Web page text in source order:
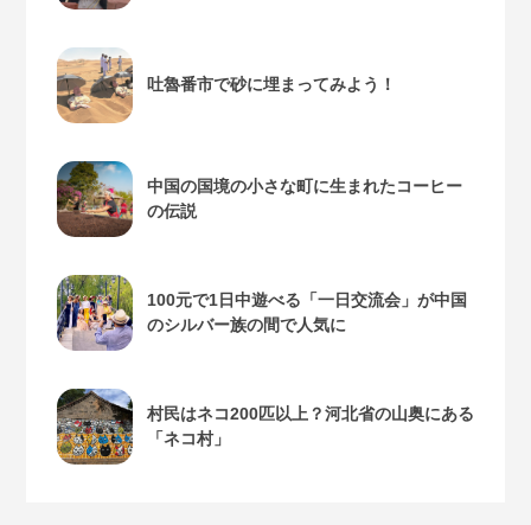
吐魯番市で砂に埋まってみよう！
中国の国境の小さな町に生まれたコーヒー
の伝説
100元で1日中遊べる「一日交流会」が中国
のシルバー族の間で人気に
村民はネコ200匹以上？河北省の山奥にある
「ネコ村」